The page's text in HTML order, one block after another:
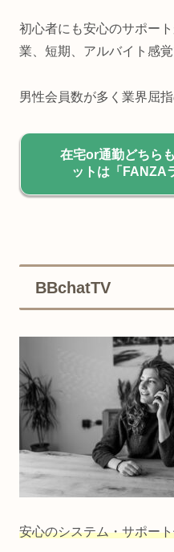
初心者にも安心のサポー
業、短期、アルバイト感覚
男性会員数が多く業界屈
在宅or通勤どちら
ットは「FANZA
BBchatTV
安心のシステム・サポー